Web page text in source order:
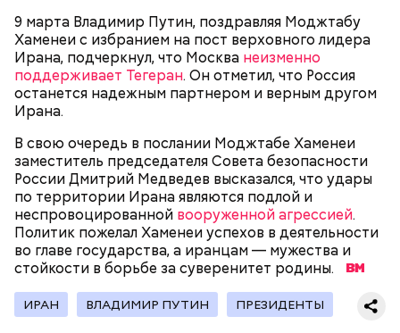
9 марта Владимир Путин, поздравляя Моджтабу
Хаменеи с избранием на пост верховного лидера
Ирана, подчеркнул, что Москва неизменно
поддерживает Тегеран. Он отметил, что Россия
останется надежным партнером и верным другом
Ирана.
В свою очередь в послании Моджтабе Хаменеи
заместитель председателя Совета безопасности
России Дмитрий Медведев высказался, что удары
по территории Ирана являются подлой и
неспровоцированной вооруженной агрессией.
Политик пожелал Хаменеи успехов в деятельности
во главе государства, а иранцам — мужества и
стойкости в борьбе за суверенитет родины.
ИРАН ВЛАДИМИР ПУТИН ПРЕЗИДЕНТЫ